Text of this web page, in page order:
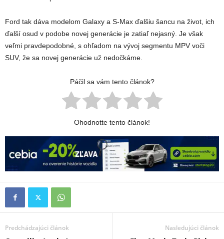
Ford tak dáva modelom Galaxy a S-Max ďalšiu šancu na život, ich
ďalší osud v podobe novej generácie je zatiaľ nejasný. Je však
veľmi pravdepodobné, s ohľadom na vývoj segmentu MPV voči
SUV, že sa novej generácie už nedočkáme.
Páčil sa vám tento článok?
Ohodnotte tento článok!
Predchádzajúci článok Nasledujúci článok